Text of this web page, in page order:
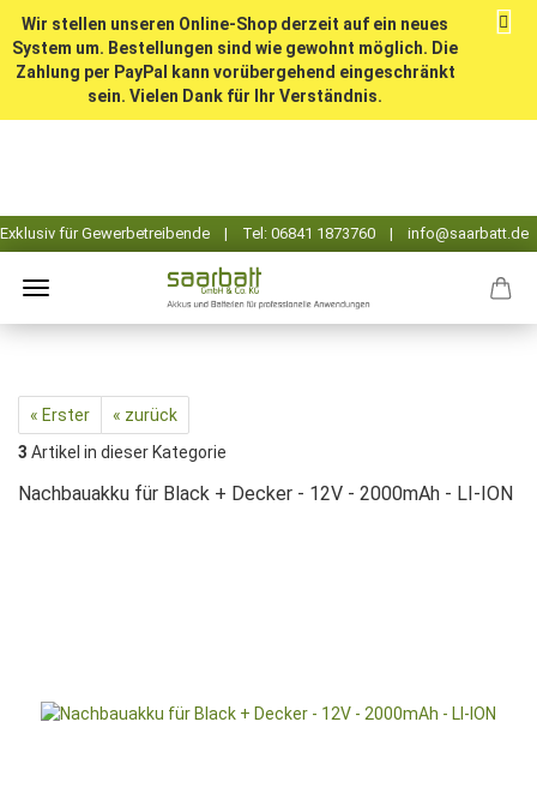
Wir stellen unseren Online-Shop derzeit auf ein neues
System um. Bestellungen sind wie gewohnt möglich. Die
Zahlung per PayPal kann vorübergehend eingeschränkt
sein. Vielen Dank für Ihr Verständnis.
« Erster
« zurück
3 Artikel in dieser Kategorie
Nachbauakku für Black + Decker - 12V - 2000mAh - LI-ION